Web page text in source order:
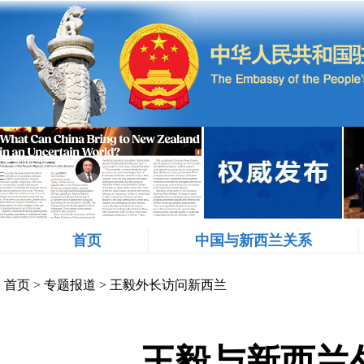
首页 中国与新西兰关系
首页 > 专题报道 > 王毅外长访问新西兰